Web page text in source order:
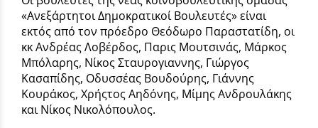
«Ανεξάρτητοι Δημοκρατικοί Βουλευτές» είναι
εκτός από τον πρόεδρο Θεόδωρο Παραστατίδη, οι
κκ Ανδρέας Λοβέρδος, Παρις Μουτσινάς, Μάρκος
Μπόλαρης, Νίκος Σταυρογιαννης, Γιώργος
Κασαπίδης, Οδυσσέας Βουδούρης, Γιάννης
Κουράκος, Χρήςτος Αηδόνης, Μίμης Ανδρουλάκης
και Νίκος Νικολόπουλος.